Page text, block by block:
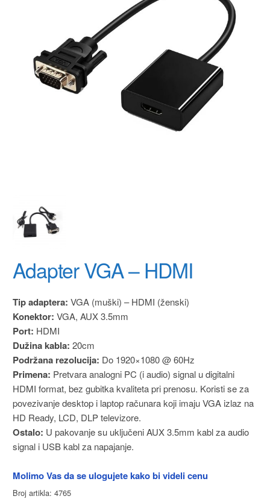
Adapter VGA – HDMI
Tip adaptera: VGA (muški) – HDMI (ženski)
Konektor: VGA, AUX 3.5mm
Port: HDMI
Dužina kabla: 20cm
Podržana rezolucija: Do 1920×1080 @ 60Hz
Primena: Pretvara analogni PC (i audio) signal u digitalni
HDMI format, bez gubitka kvaliteta pri prenosu. Koristi se za
povezivanje desktop i laptop računara koji imaju VGA izlaz na
HD Ready, LCD, DLP televizore.
Ostalo: U pakovanje su uključeni AUX 3.5mm kabl za audio
signal i USB kabl za napajanje.
Molimo Vas da se ulogujete kako bi videli cenu
Broj artikla: 4765